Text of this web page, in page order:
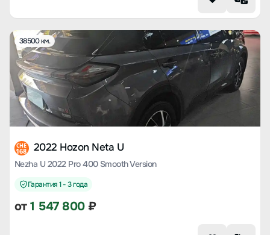
38500 км.
CHE
168 2022 Hozon Neta U
Nezha U 2022 Pro 400 Smooth Version
Гарантия 1 - 3 года
от1 547 800₽